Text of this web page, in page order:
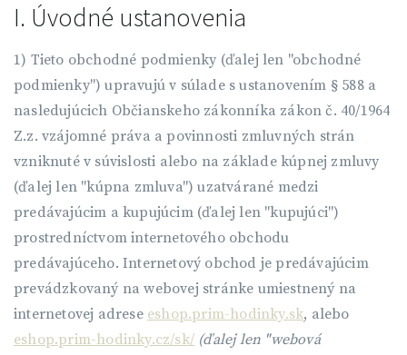
I. Úvodné ustanovenia
1) Tieto obchodné podmienky (ďalej len "obchodné
podmienky") upravujú v súlade s ustanovením § 588 a
nasledujúcich Občianskeho zákonníka zákon č. 40/1964
Z.z. vzájomné práva a povinnosti zmluvných strán
vzniknuté v súvislosti alebo na základe kúpnej zmluvy
(ďalej len "kúpna zmluva") uzatvárané medzi
predávajúcim a kupujúcim (ďalej len "kupujúci")
prostredníctvom internetového obchodu
predávajúceho. Internetový obchod je predávajúcim
prevádzkovaný na webovej stránke umiestnený na
internetovej adrese eshop.prim-hodinky.sk, alebo
eshop.prim-hodinky.cz/sk/ (ďalej len "webová